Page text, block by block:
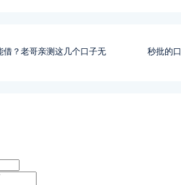
？老哥亲测这几个口子无
秒批的